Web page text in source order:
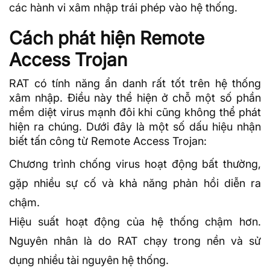
các hành vi xâm nhập trái phép vào hệ thống.
Cách phát hiện Remote
Access Trojan
RAT có tính năng ẩn danh rất tốt trên hệ thống
xâm nhập. Điều này thể hiện ở chỗ một số phần
mềm diệt virus mạnh đôi khi cũng không thể phát
hiện ra chúng. Dưới đây là một số dấu hiệu nhận
biết tấn công từ Remote Access Trojan:
Chương trình chống virus hoạt động bất thường,
gặp nhiều sự cố và khả năng phản hồi diễn ra
chậm.
Hiệu suất hoạt động của hệ thống chậm hơn.
Nguyên nhân là do RAT chạy trong nền và sử
dụng nhiều tài nguyên hệ thống.